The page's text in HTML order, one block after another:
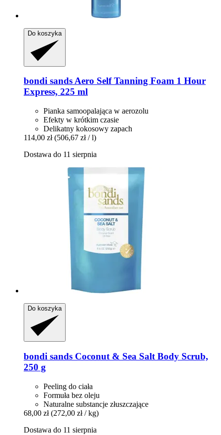
Do koszyka
bondi sandsAero Self Tanning Foam 1 Hour
Express, 225 ml
Pianka samoopalająca w aerozolu
Efekty w krótkim czasie
Delikatny kokosowy zapach
114,00 zł (506,67 zł / l)
Dostawa do 11 sierpnia
Do koszyka
bondi sands Coconut & Sea Salt Body Scrub,
250 g
Peeling do ciała
Formuła bez oleju
Naturalne substancje złuszczające
68,00 zł (272,00 zł / kg)
Dostawa do 11 sierpnia